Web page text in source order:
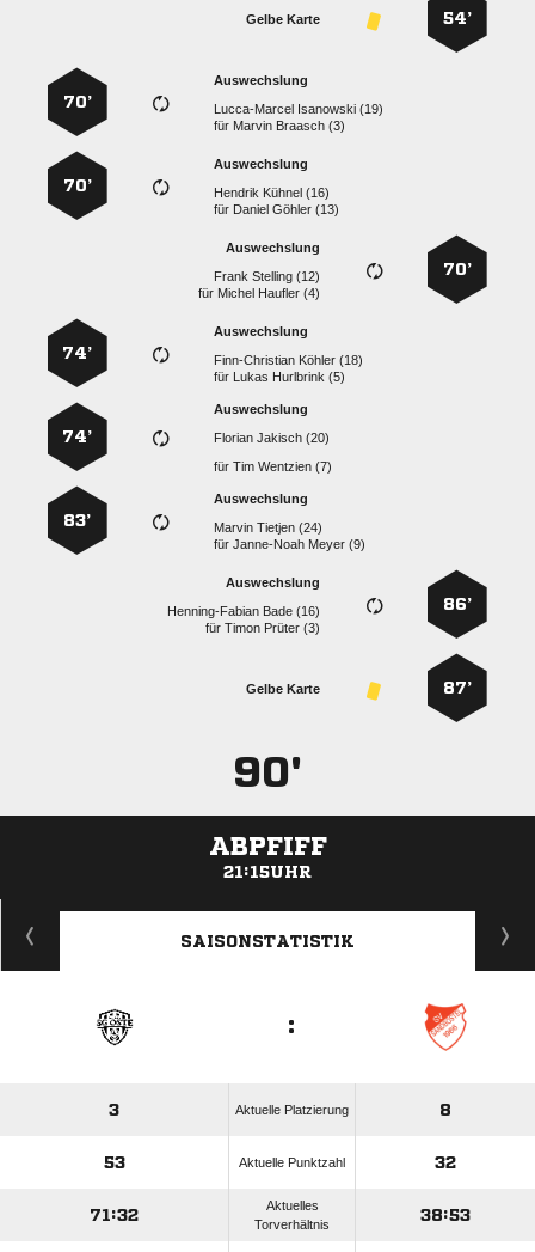
54’
Gelbe Karte
Auswechslung
  
für   
70’
Auswechslung
  
für   
70’
70’
Auswechslung
  
für   
Auswechslung
  
für   
74’
Auswechslung
  
für  
74’
Auswechslung
  
für  
83’
86’
Auswechslung
  
für  
87’
Gelbe Karte
90'
ABPFIFF
21:15UHR
ANZEIGE
SAISONSTATISTIK
:
3 Aktuelle Platzierung 8
53 Aktuelle Punktzahl 32
71:32
Aktuelles
Torverhältnis
38:53